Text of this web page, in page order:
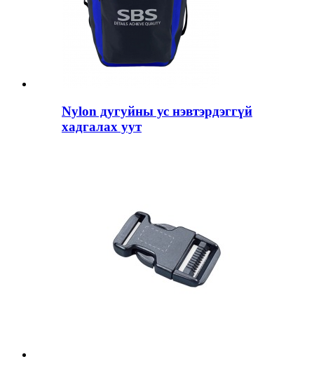
Nylon дугуйны ус нэвтэрдэггүй
хадгалах уут